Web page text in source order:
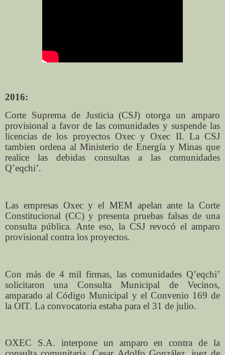
2016:
Corte Suprema de Justicia (CSJ) otorga un amparo
provisional a favor de las comunidades y suspende las
licencias de los proyectos Oxec y Oxec II. La CSJ
tambien ordena al Ministerio de Energía y Minas que
realice las debidas consultas a las comunidades
Q’eqchi’.
Las empresas Oxec y el MEM apelan ante la Corte
Constitucional (CC) y presenta pruebas falsas de una
consulta pública. Ante eso, la CSJ revocó el amparo
provisional contra los proyectos.
Con más de 4 mil firmas, las comunidades Q’eqchi’
solicitaron una Consulta Municipal de Vecinos,
amparado al Código Municipal y el Convenio 169 de
la OIT. La convocatoria estaba para el 31 de julio.
OXEC S.A. interpone un amparo en contra de la